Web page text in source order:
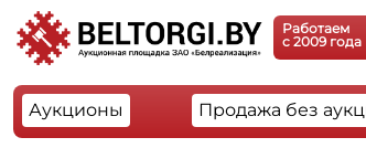
Работаем
c 2009 года
Аукционы Продажа без